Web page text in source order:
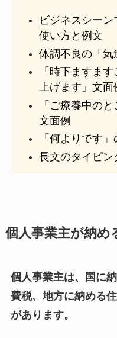
ビジネスシー
使い方と例文
体調不良の「気
「時下ますま
上げます」文面
「ご療養中の
文面例
「何よりです
長文のタイピン
個人事業主が納め
個人事業主は、国に
費税、地方に納める
があります。